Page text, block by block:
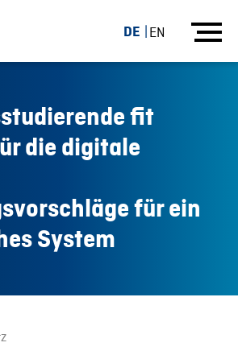
DE EN
fit
die digitale
für ein
System